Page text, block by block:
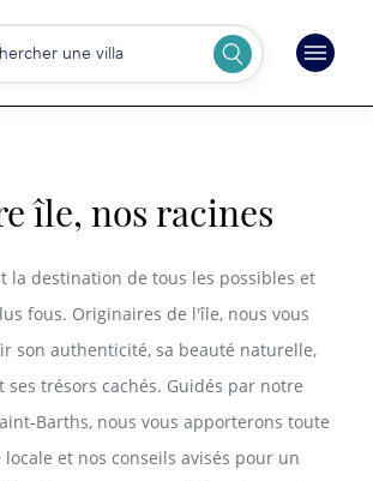
une villa
île, nos racines
la destination de tous les possibles et
fous. Originaires de l'île, nous vous
son authenticité, sa beauté naturelle,
ses trésors cachés. Guidés par notre
nous vous apporterons toute
et nos conseils avisés pour un